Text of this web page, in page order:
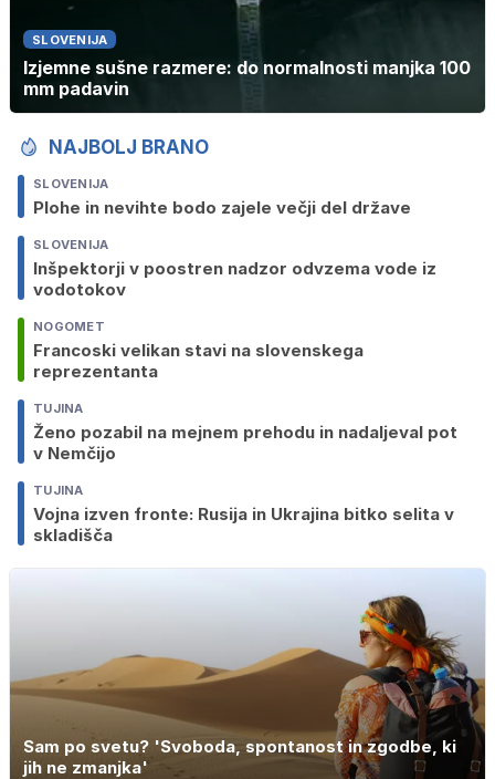
SLOVENIJA
Izjemne sušne razmere: do normalnosti manjka 100
mm padavin
NAJBOLJ BRANO
SLOVENIJA
Plohe in nevihte bodo zajele večji del države
SLOVENIJA
Inšpektorji v poostren nadzor odvzema vode iz
vodotokov
NOGOMET
Francoski velikan stavi na slovenskega
reprezentanta
TUJINA
Ženo pozabil na mejnem prehodu in nadaljeval pot
v Nemčijo
TUJINA
Vojna izven fronte: Rusija in Ukrajina bitko selita v
skladišča
Sam po svetu? 'Svoboda, spontanost in zgodbe, ki
jih ne zmanjka'